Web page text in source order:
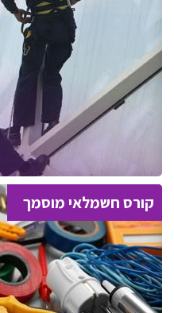
קורס חשמלאי מוסמך